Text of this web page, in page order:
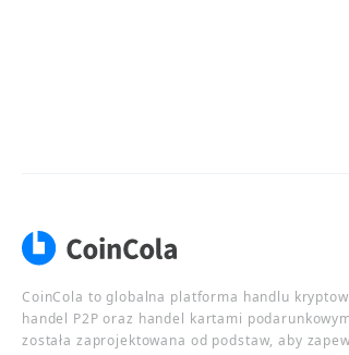
CoinCola to globalna platforma handlu
handel P2P oraz handel kartami
została zaprojektowana od podstaw, aby